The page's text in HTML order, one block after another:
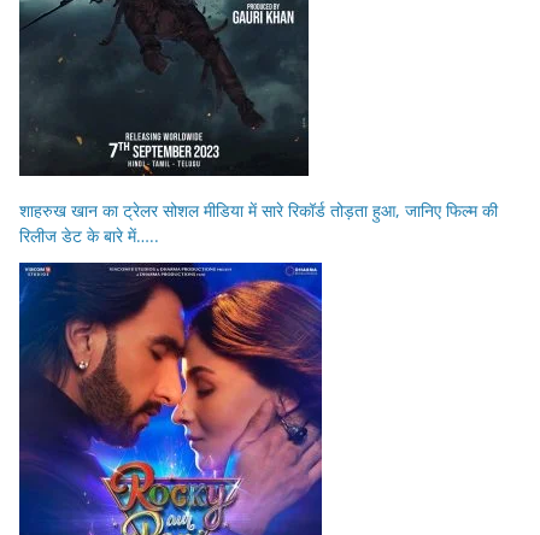
शाहरुख खान का ट्रेलर सोशल मीडिया में सारे रिकॉर्ड तोड़ता हुआ, जानिए फिल्म की
रिलीज डेट के बारे में…..